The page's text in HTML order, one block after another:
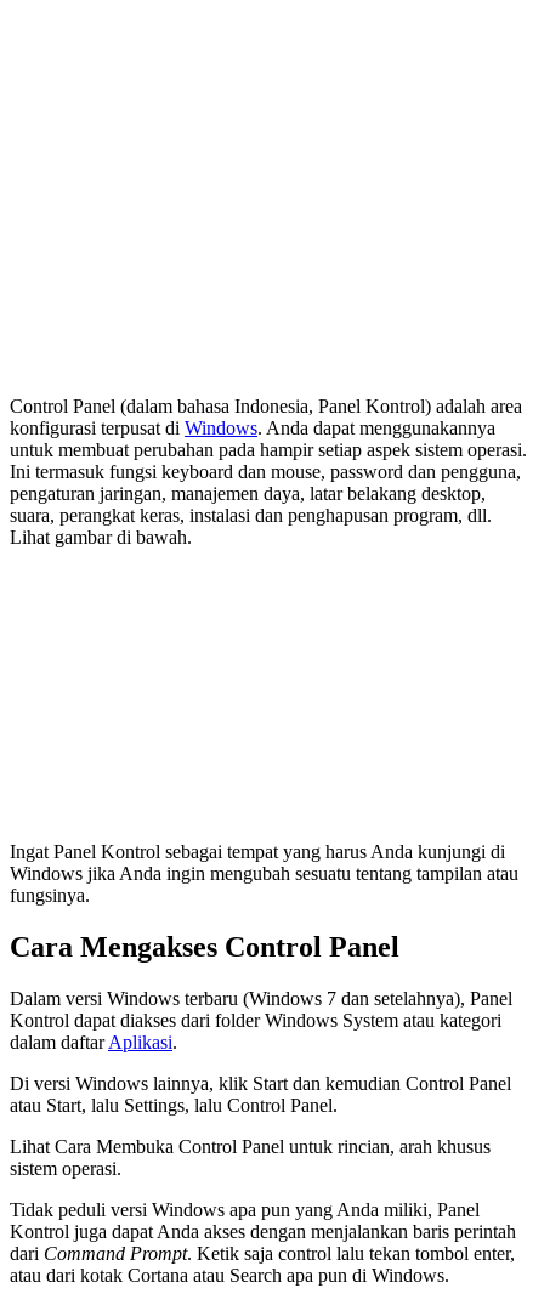
Control Panel (dalam bahasa Indonesia, Panel Kontrol) adalah area
konfigurasi terpusat di Windows. Anda dapat menggunakannya
untuk membuat perubahan pada hampir setiap aspek sistem operasi.
Ini termasuk fungsi keyboard dan mouse, password dan pengguna,
pengaturan jaringan, manajemen daya, latar belakang desktop,
suara, perangkat keras, instalasi dan penghapusan program, dll.
Lihat gambar di bawah.
Ingat Panel Kontrol sebagai tempat yang harus Anda kunjungi di
Windows jika Anda ingin mengubah sesuatu tentang tampilan atau
fungsinya.
Cara Mengakses Control Panel
Dalam versi Windows terbaru (Windows 7 dan setelahnya), Panel
Kontrol dapat diakses dari folder Windows System atau kategori
dalam daftarAplikasi.
Di versi Windows lainnya, klik Start dan kemudian Control Panel
atau Start, lalu Settings, lalu Control Panel.
Lihat Cara Membuka Control Panel untuk rincian, arah khusus
sistem operasi.
Tidak peduli versi Windows apa pun yang Anda miliki, Panel
Kontrol juga dapat Anda akses dengan menjalankan baris perintah
dari Command Prompt. Ketik saja control lalu tekan tombol enter,
atau dari kotak Cortana atau Search apa pun di Windows.